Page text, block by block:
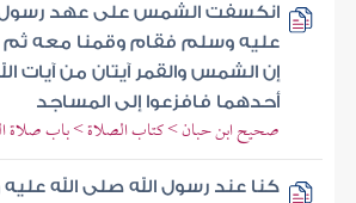
انكسفت الشمس على عهد رسول
عليه وسلم فقام وقمنا معه ثم
إن الشمس والقمر آيتان من آيات
أحدهما فافزعوا إلى المساجد
صحيح ابن حبان > كتاب الصلاة > باب
كنا عند رسول الله صلى الله